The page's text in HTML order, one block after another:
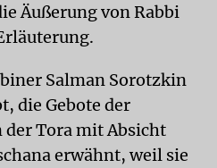
Äußerung von Rabbi
Salman Sorotzkin
die Gebote der
der Tora mit Absicht
erwähnt, weil sie